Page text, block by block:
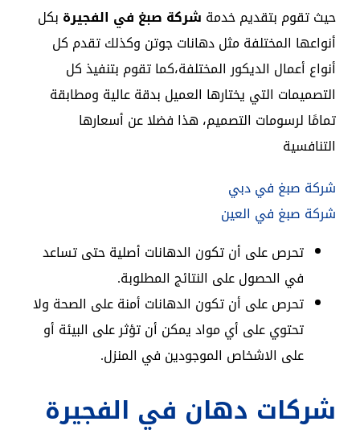
حيث تقوم بتقديم خدمة شركة صبغ في الفجيرة بكل
أنواعها المختلفة مثل دهانات جوتن وكذلك تقدم كل
أنواع أعمال الديكور المختلفة،كما تقوم بتنفيذ كل
التصميمات التي يختارها العميل بدقة عالية ومطابقة
تمامًا لرسومات التصميم، هذا فضلا عن أسعارها
التنافسية
شركة صبغ في دبي
شركة صبغ في العين
تحرص على أن تكون الدهانات أصلية حتى تساعد
في الحصول على النتائج المطلوبة.
تحرص على أن تكون الدهانات أمنة على الصحة ولا
تحتوي على أي مواد يمكن أن تؤثر على البيئة أو
على الاشخاص الموجودين في المنزل.
شركات دهان في الفجيرة